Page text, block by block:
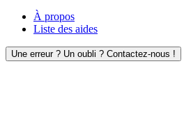
À propos
Liste des aides
Une erreur ? Un oubli ? Contactez-nous !